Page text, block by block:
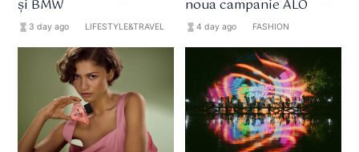
și BMW
hourglass_full 3 day ago LIFESTYLE&TRAVEL
noua campanie ALO
hourglass_full 4 day ago FASHION